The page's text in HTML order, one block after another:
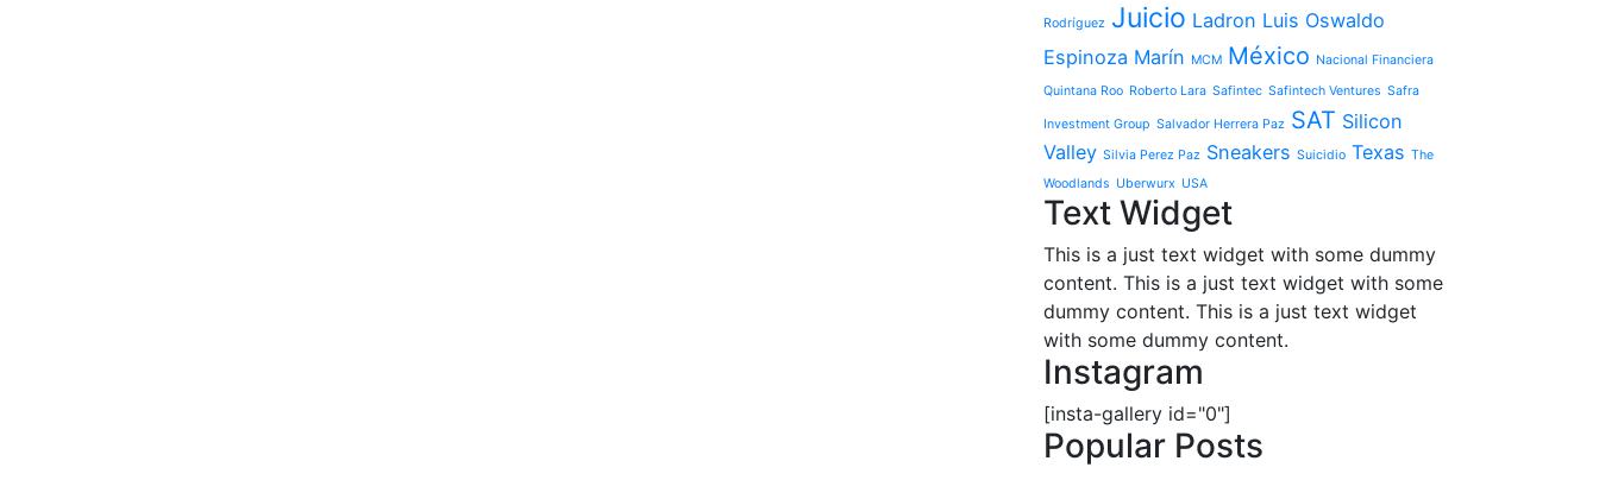
Rodríguez Juicio Ladron Luis Oswaldo
Espinoza Marín MCM México Nacional Financiera
Quintana Roo Roberto Lara Safintec Safintech Ventures Safra
Investment Group Salvador Herrera Paz SAT Silicon
Valley Silvia Perez Paz Sneakers Suicidio Texas The
Woodlands Uberwurx USA
Text Widget
This is a just text widget with some dummy
content. This is a just text widget with some
dummy content. This is a just text widget
with some dummy content.
Instagram
[insta-gallery id="0"]
Popular Posts